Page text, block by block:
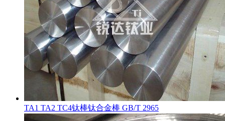
TA1 TA2 TC4钛棒钛合金棒 GB/T 2965